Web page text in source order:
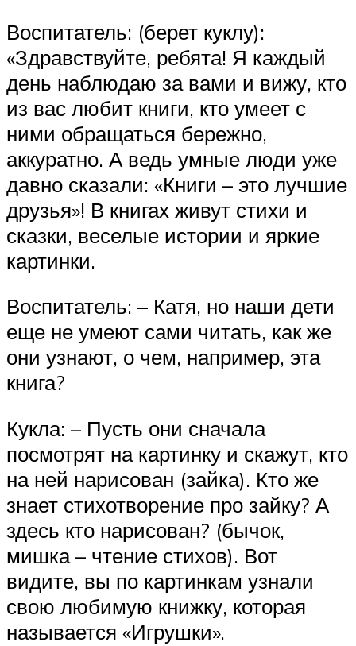
Воспитатель: (берет куклу):
«Здравствуйте, ребята! Я каждый
день наблюдаю за вами и вижу, кто
из вас любит книги, кто умеет с
ними обращаться бережно,
аккуратно. А ведь умные люди уже
давно сказали: «Книги – это лучшие
друзья»! В книгах живут стихи и
сказки, веселые истории и яркие
картинки.
Воспитатель: – Катя, но наши дети
еще не умеют сами читать, как же
они узнают, о чем, например, эта
книга?
Кукла: – Пусть они сначала
посмотрят на картинку и скажут, кто
на ней нарисован (зайка). Кто же
знает стихотворение про зайку? А
здесь кто нарисован? (бычок,
мишка – чтение стихов). Вот
видите, вы по картинкам узнали
свою любимую книжку, которая
называется «Игрушки».